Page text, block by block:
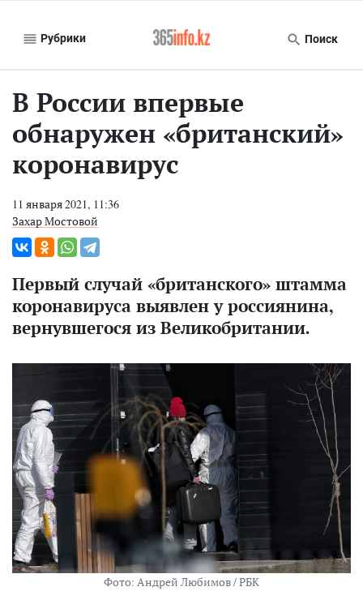
Рубрики Поиск
В России впервые
обнаружен «британский»
коронавирус
11 января 2021, 11:36
Захар Мостовой
Первый случай «британского» штамма
коронавируса выявлен у россиянина,
вернувшегося из Великобритании.
Фото: Андрей Любимов / РБК